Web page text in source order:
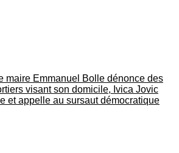
maire Emmanuel Bolle dénonce des
visant son domicile, Ivica Jovic
et appelle au sursaut démocratique